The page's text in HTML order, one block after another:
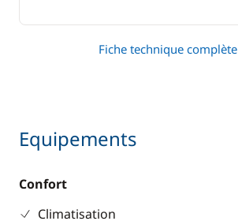
Fiche technique complète
Equipements
Confort
Climatisation